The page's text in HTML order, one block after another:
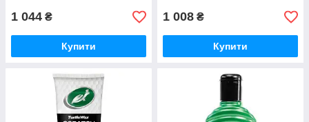
1 044 ₴
Купити
1 008 ₴
Купити